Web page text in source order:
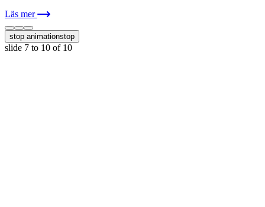
Läs mer
stop animationstop
slide 7 to 10 of 10